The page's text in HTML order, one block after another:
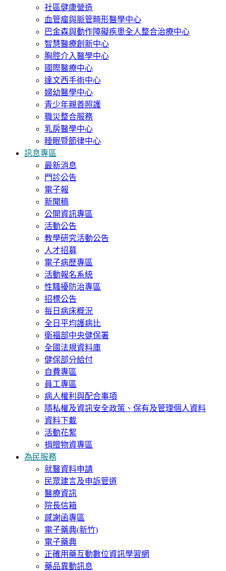
社區健康營造
血管瘤與脈管畸形醫學中心
巴金森與動作障礙疾患全人整合治療中心
智慧醫療創新中心
胸腔介入醫學中心
國際醫療中心
達文西手術中心
婦幼醫學中心
青少年親善照護
職災整合服務
乳房醫學中心
睡眠暨節律中心
訊息專區
最新消息
門診公告
電子報
新聞稿
公開資訊專區
活動公告
教學研究活動公告
人才招募
電子病歷專區
活動報名系統
性騷擾防治專區
招標公告
每日病床概況
全日平均護病比
衛福部中央健保署
全國法規資料庫
健保部分給付
自費專區
員工專區
病人權利與配合事項
隱私權及資訊安全政策、保有及管理個人資料
資料下載
活動花絮
捐贈物資專區
為民服務
就醫資料申請
民眾建言及申訴管道
醫療資訊
院長信箱
感謝函專區
電子藥典(新竹)
電子藥典
正確用藥互動數位資訊學習網
藥品異動訊息